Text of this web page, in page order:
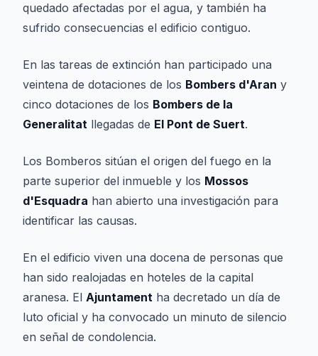
quedado afectadas por el agua, y también ha
sufrido consecuencias el edificio contiguo.
En las tareas de extinción han participado una
veintena de dotaciones de los Bombers d'Aran y
cinco dotaciones de los Bombers de la
Generalitat llegadas de El Pont de Suert.
Los Bomberos sitúan el origen del fuego en la
parte superior del inmueble y los Mossos
d'Esquadra han abierto una investigación para
identificar las causas.
En el edificio viven una docena de personas que
han sido realojadas en hoteles de la capital
aranesa. El Ajuntament ha decretado un día de
luto oficial y ha convocado un minuto de silencio
en señal de condolencia.